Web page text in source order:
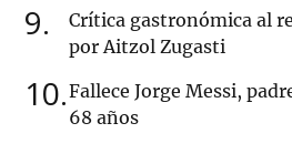
9
Crítica gastronómica al
por Aitzol Zugasti
10 Fallece Jorge Messi,
68 años